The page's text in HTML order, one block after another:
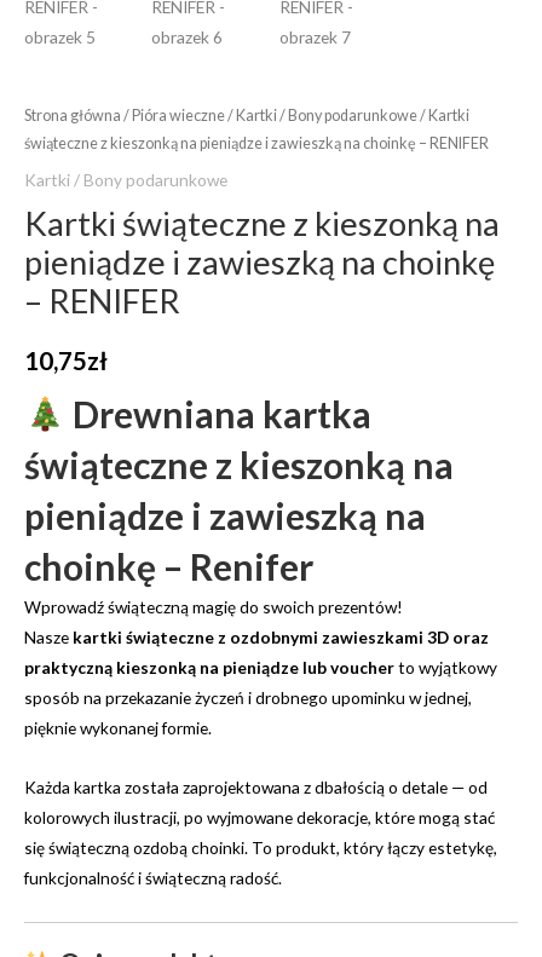
Strona główna / Pióra wieczne/ Kartki / Bony podarunkowe/ Kartki
świąteczne z kieszonką na pieniądze i zawieszką na choinkę – RENIFER
Kartki / Bony podarunkowe
Kartki świąteczne z kieszonką na
pieniądze i zawieszką na choinkę
– RENIFER
10,75zł
Drewniana kartka
świąteczne z kieszonką na
pieniądze i zawieszką na
choinkę – Renifer
Wprowadź świąteczną magię do swoich prezentów!
Nasze kartki świąteczne z ozdobnymi zawieszkami 3D oraz
praktyczną kieszonką na pieniądze lub voucherto wyjątkowy
sposób na przekazanie życzeń i drobnego upominku w jednej,
pięknie wykonanej formie.
Każda kartka została zaprojektowana z dbałością o detale — od
kolorowych ilustracji, po wyjmowane dekoracje, które mogą stać
się świąteczną ozdobą choinki. To produkt, który łączy estetykę,
funkcjonalność i świąteczną radość.